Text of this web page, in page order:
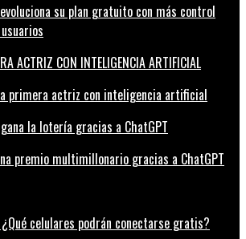
su plan gratuito con más control
primera actriz con inteligencia artificial
premio multimillonario gracias a ChatGPT
celulares podrán conectarse gratis?